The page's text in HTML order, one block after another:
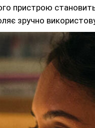
пристрою
зручно